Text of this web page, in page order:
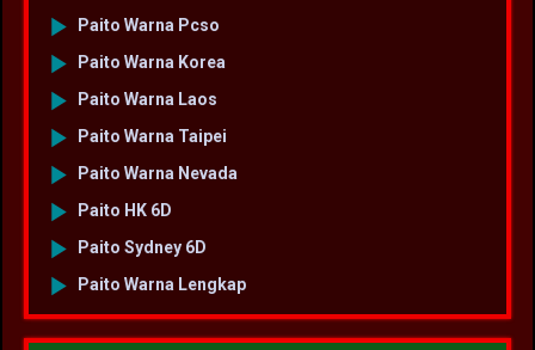
Paito Warna Pcso
Paito Warna Korea
Paito Warna Laos
Paito Warna Taipei
Paito Warna Nevada
Paito HK 6D
Paito Sydney 6D
Paito Warna Lengkap